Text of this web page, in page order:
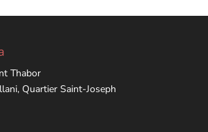
Thabor
Quartier Saint-Joseph